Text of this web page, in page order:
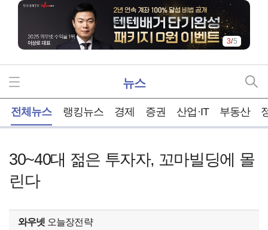
3/5
뉴스
전체뉴스 랭킹뉴스 경제 증권 산업·IT 부동산
30~40대 젊은 투자자, 꼬마빌딩에 몰
린다
와우넷 오늘장전략